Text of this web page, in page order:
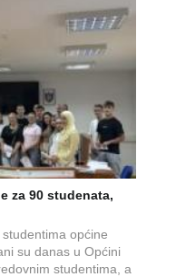
za 90 studenata,
općine
su danas u Općini
studentima, a